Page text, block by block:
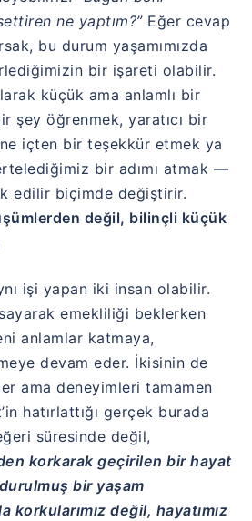
ne yaptım?”Eğer cevap
bu durum yaşamımızda
bir işareti olabilir.
küçük ama anlamlı bir
şey öğrenmek, yaratıcı bir
içten bir teşekkür etmek ya
bir adımı atmak —
edilir biçimde değiştirir.
değil, bilinçli küçük
işi yapan iki insan olabilir.
emekliliği beklerken
anlamlar katmaya,
devam eder. İkisinin de
ama deneyimleri tamamen
hatırlattığı gerçek burada
süresinde değil,
korkarak geçirilen bir hayat
bir yaşam
korkularımız değil, hayatımız